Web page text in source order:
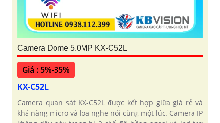
Camera Dome 5.0MP KX-C52L
Giá : 5%-35%
KX-C52L
Camera quan sát KX-C52L được kết hợp giữa giá rẻ và
khả năng micro và loa nghe nói cùng một lúc. Camera IP